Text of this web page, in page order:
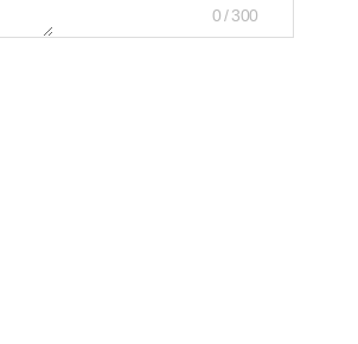
0 / 300